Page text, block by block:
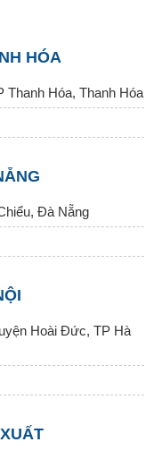
HÓA
Thanh Hóa, Thanh Hóa
Đà Nẵng
Hoài Đức, TP Hà